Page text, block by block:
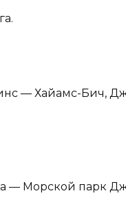
— Хайамс-Бич,
— Морской парк